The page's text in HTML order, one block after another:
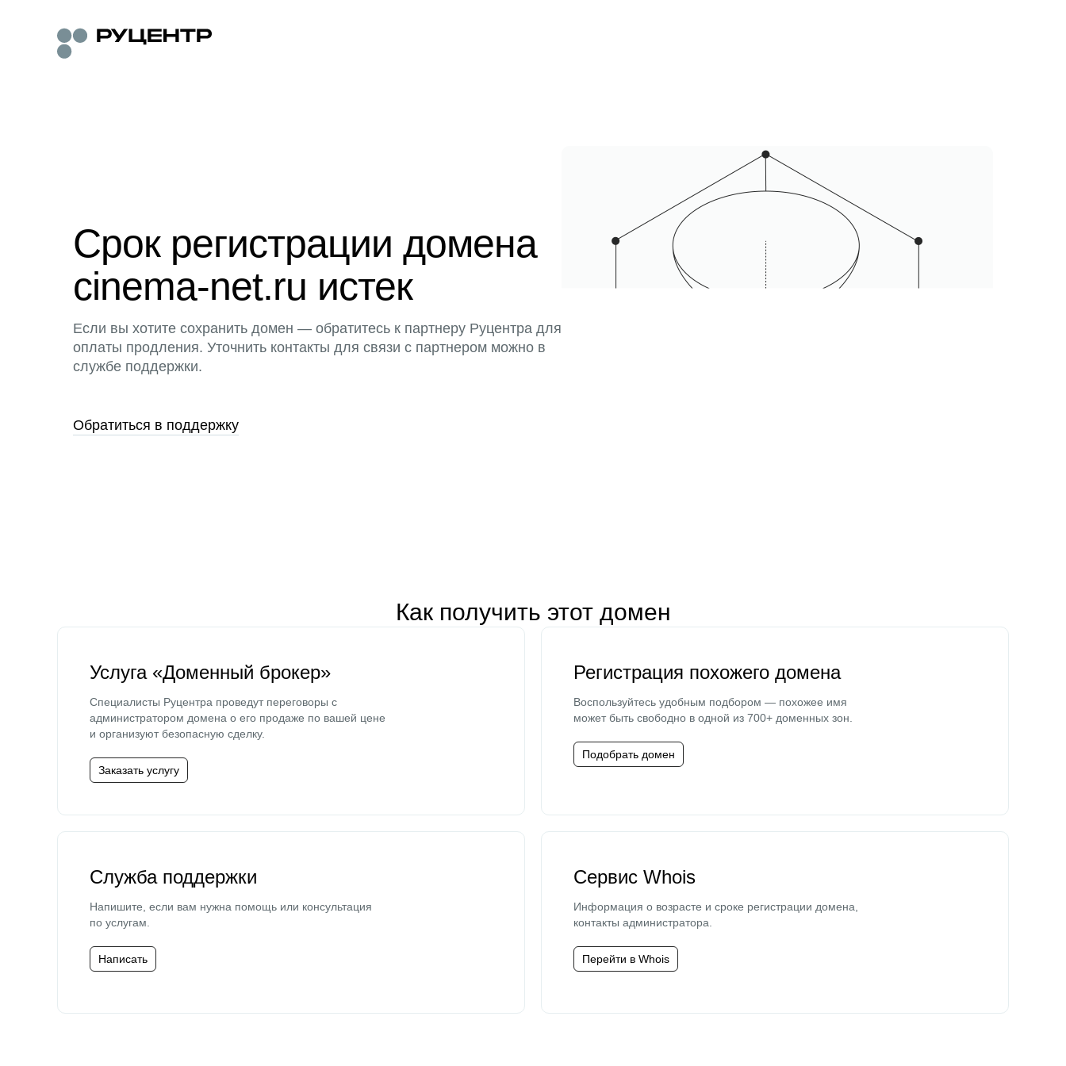
Срок регистрации домена
cinema-net.ru истек
Если вы хотите сохранить домен — обратитесь к партнеру Руцентра для
оплаты продления. Уточнить контакты для связи с партнером можно в
службе поддержки.
Обратиться в поддержку
Как получить этот домен
Услуга «Доменный брокер»
Специалисты Руцентра проведут переговоры с
администратором домена о его продаже по вашей цене
и организуют безопасную сделку.
Заказать услугу
Регистрация похожего домена
Воспользуйтесь удобным подбором — похожее имя
может быть свободно в одной из 700+ доменных зон.
Подобрать домен
Служба поддержки
Напишите, если вам нужна помощь или консультация
по услугам.
Написать
Сервис Whois
Информация о возрасте и сроке регистрации домена,
контакты администратора.
Перейти в Whois